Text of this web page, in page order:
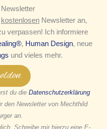
kostenlosen Newsletter an,
verpassen! Ich informiere
, Human Design, neue
und vieles mehr.
du die Datenschutzerklärung
den Newsletter von Mechthild
an.
Schreibe mir hierzu eine E-